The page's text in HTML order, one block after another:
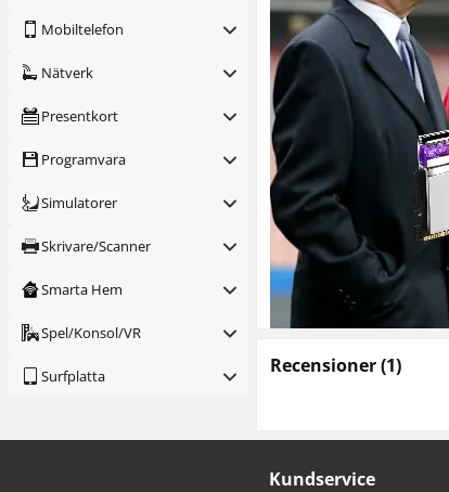
Mobiltelefon
Nätverk
Presentkort
Programvara
Simulatorer
Skrivare/Scanner
Smarta Hem
Spel/Konsol/VR
Surfplatta Recensioner(1)
Kundservice